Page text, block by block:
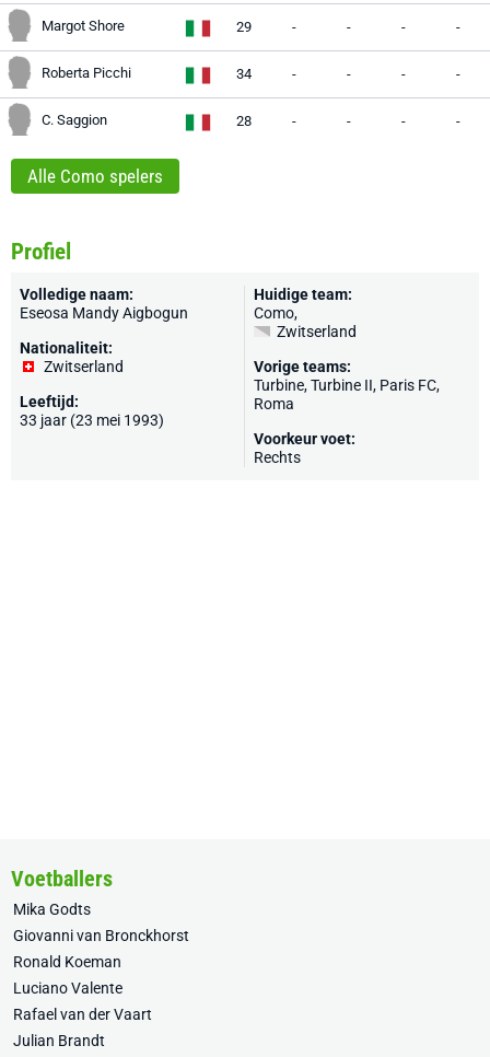
Margot Shore 29 - - - -
Roberta Picchi 34 - - - -
C. Saggion 28 - - - -
Alle Como spelers
Profiel
Volledige naam:
Eseosa Mandy Aigbogun
Nationaliteit:
Zwitserland
Leeftijd:
33 jaar (23 mei 1993)
Huidige team:
Como,
Zwitserland
Vorige teams:
Turbine, Turbine II, Paris FC,
Roma
Voorkeur voet:
Rechts
Voetballers
Mika Godts
Giovanni van Bronckhorst
Ronald Koeman
Luciano Valente
Rafael van der Vaart
Julian Brandt